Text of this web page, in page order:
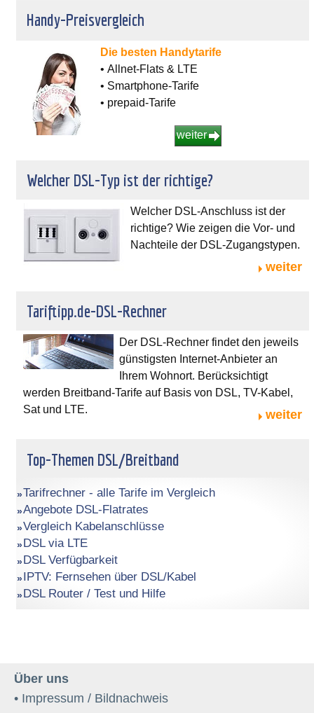
Handy-Preisvergleich
Die besten Handytarife
• Allnet-Flats & LTE
• Smartphone-Tarife
• prepaid-Tarife
weiter
Welcher DSL-Typ ist der richtige?
Welcher DSL-Anschluss ist der
richtige? Wie zeigen die Vor- und
Nachteile der DSL-Zugangstypen.
weiter
Tariftipp.de-DSL-Rechner
Der DSL-Rechner findet den jeweils
günstigsten Internet-Anbieter an
Ihrem Wohnort. Berücksichtigt
werden Breitband-Tarife auf Basis von DSL, TV-Kabel,
Sat und LTE.
weiter
Top-Themen DSL/Breitband
Tarifrechner - alle Tarife im Vergleich
Angebote DSL-Flatrates
Vergleich Kabelanschlüsse
DSL via LTE
DSL Verfügbarkeit
IPTV: Fernsehen über DSL/Kabel
DSL Router / Test und Hilfe
Über uns
• Impressum / Bildnachweis